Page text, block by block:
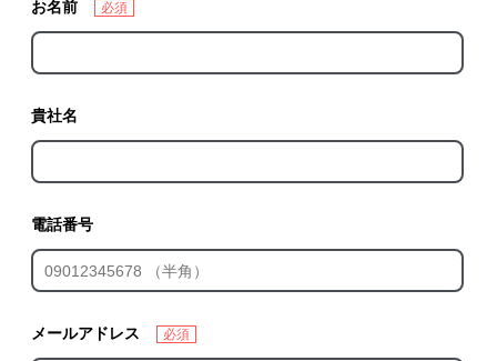
お名前 必須
貴社名
電話番号
メールアドレス 必須